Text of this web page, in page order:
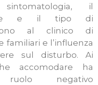
il
e il tipo di
al clinico di
e l’influenza
sul disturbo. Ai
accomodare ha
negativo